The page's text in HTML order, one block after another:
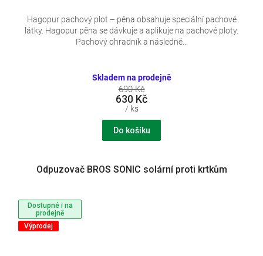
Skladem na prodejně
690 Kč
630 Kč
/ ks
Do košíku
Hagopur pachový plot – pěna obsahuje speciální pachové
látky. Hagopur pěna se dávkuje a aplikuje na pachové ploty.
Pachový ohradník a následně...
Dostupné i na
prodejně
Výprodej
Odpuzovač BROS SONIC solární proti krtkům